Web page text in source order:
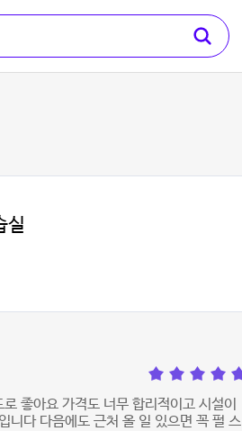
실
좋아요 가격도 너무 합리적이고 시설이
니다 다음에도 근처 올 일 있으면 꼭 펄 스